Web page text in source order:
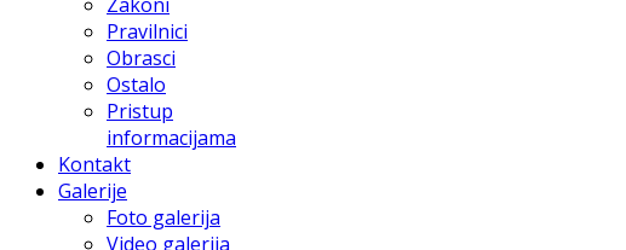
Pravilnici
Obrasci
Ostalo
Pristup
informacijama
Kontakt
Galerije
Foto galerija
Video galerija